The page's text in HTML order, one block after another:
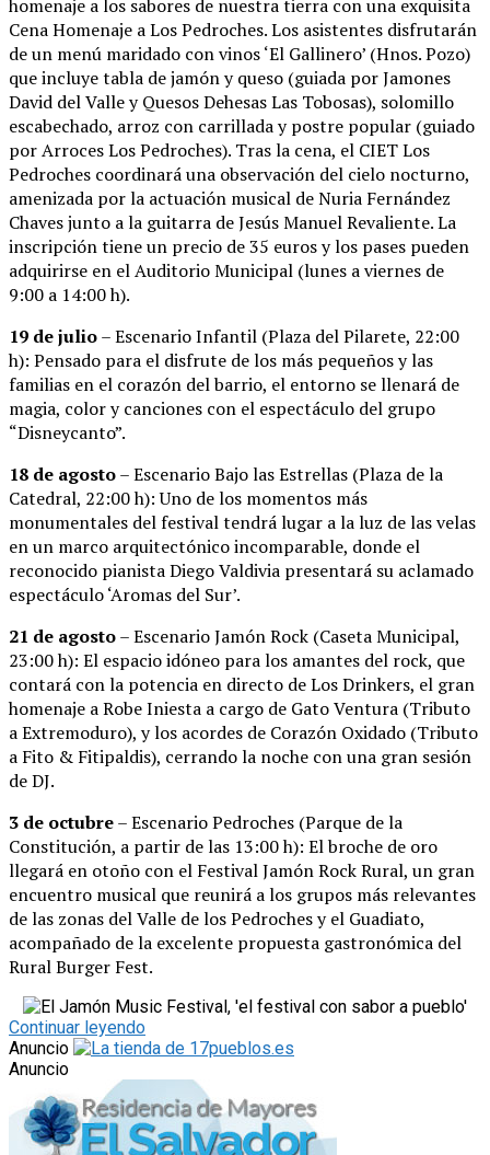
homenaje a los sabores de nuestra tierra con una exquisita
Cena Homenaje a Los Pedroches. Los asistentes disfrutarán
de un menú maridado con vinos ‘El Gallinero’ (Hnos. Pozo)
que incluye tabla de jamón y queso (guiada por Jamones
David del Valle y Quesos Dehesas Las Tobosas), solomillo
escabechado, arroz con carrillada y postre popular (guiado
por Arroces Los Pedroches). Tras la cena, el CIET Los
Pedroches coordinará una observación del cielo nocturno,
amenizada por la actuación musical de Nuria Fernández
Chaves junto a la guitarra de Jesús Manuel Revaliente. La
inscripción tiene un precio de 35 euros y los pases pueden
adquirirse en el Auditorio Municipal (lunes a viernes de
9:00 a 14:00 h).
19 de julio– Escenario Infantil (Plaza del Pilarete, 22:00
h): Pensado para el disfrute de los más pequeños y las
familias en el corazón del barrio, el entorno se llenará de
magia, color y canciones con el espectáculo del grupo
“Disneycanto”.
18 de agosto– Escenario Bajo las Estrellas (Plaza de la
Catedral, 22:00 h): Uno de los momentos más
monumentales del festival tendrá lugar a la luz de las velas
en un marco arquitectónico incomparable, donde el
reconocido pianista Diego Valdivia presentará su aclamado
espectáculo ‘Aromas del Sur’.
21 de agosto– Escenario Jamón Rock (Caseta Municipal,
23:00 h): El espacio idóneo para los amantes del rock, que
contará con la potencia en directo de Los Drinkers, el gran
homenaje a Robe Iniesta a cargo de Gato Ventura (Tributo
a Extremoduro), y los acordes de Corazón Oxidado (Tributo
a Fito & Fitipaldis), cerrando la noche con una gran sesión
de DJ.
3 de octubre– Escenario Pedroches (Parque de la
Constitución, a partir de las 13:00 h): El broche de oro
llegará en otoño con el Festival Jamón Rock Rural, un gran
encuentro musical que reunirá a los grupos más relevantes
de las zonas del Valle de los Pedroches y el Guadiato,
acompañado de la excelente propuesta gastronómica del
Rural Burger Fest.
Continuar leyendo
Anuncio
Anuncio